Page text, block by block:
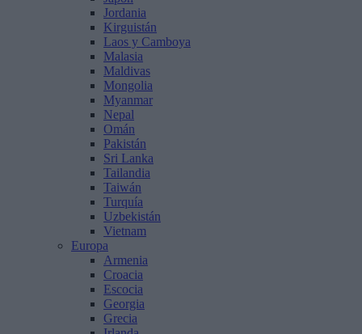
Jordania
Kirguistán
Laos y Camboya
Malasia
Maldivas
Mongolia
Myanmar
Nepal
Omán
Pakistán
Sri Lanka
Tailandia
Taiwán
Turquía
Uzbekistán
Vietnam
Europa
Armenia
Croacia
Escocia
Georgia
Grecia